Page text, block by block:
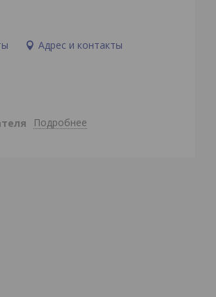
Адрес и контакты
Подробнее